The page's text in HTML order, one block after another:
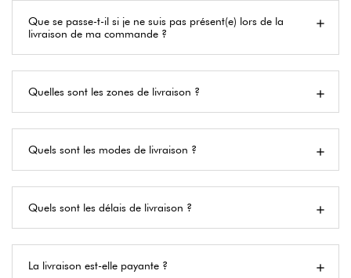
Que se passe-t-il si je ne suis pas présent(e) lors de la
livraison de ma commande ?
Quelles sont les zones de livraison ?
Quels sont les modes de livraison ?
Quels sont les délais de livraison ?
La livraison est-elle payante ?